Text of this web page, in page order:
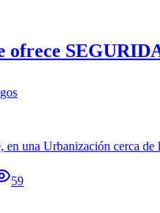
ofrece
en una Urbanización cerca
59